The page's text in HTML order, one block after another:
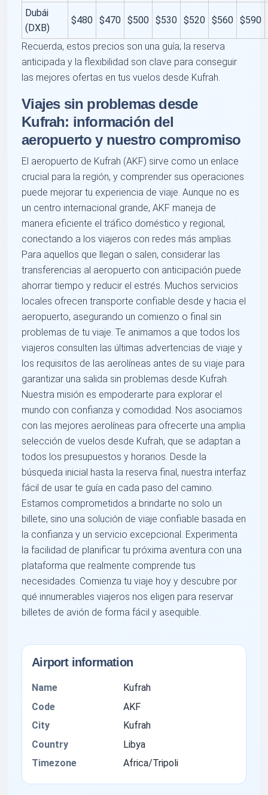
Dubái
(DXB)
$480 $470 $500 $530 $520 $560 $590
Recuerda, estos precios son una guía; la reserva
anticipada y la flexibilidad son clave para conseguir
las mejores ofertas en tus vuelos desde Kufrah.
Viajes sin problemas desde
Kufrah: información del
aeropuerto y nuestro compromiso
El aeropuerto de Kufrah (AKF) sirve como un enlace
crucial para la región, y comprender sus operaciones
puede mejorar tu experiencia de viaje. Aunque no es
un centro internacional grande, AKF maneja de
manera eficiente el tráfico doméstico y regional,
conectando a los viajeros con redes más amplias.
Para aquellos que llegan o salen, considerar las
transferencias al aeropuerto con anticipación puede
ahorrar tiempo y reducir el estrés. Muchos servicios
locales ofrecen transporte confiable desde y hacia el
aeropuerto, asegurando un comienzo o final sin
problemas de tu viaje. Te animamos a que todos los
viajeros consulten las últimas advertencias de viaje y
los requisitos de las aerolíneas antes de su viaje para
garantizar una salida sin problemas desde Kufrah.
Nuestra misión es empoderarte para explorar el
mundo con confianza y comodidad. Nos asociamos
con las mejores aerolíneas para ofrecerte una amplia
selección de vuelos desde Kufrah, que se adaptan a
todos los presupuestos y horarios. Desde la
búsqueda inicial hasta la reserva final, nuestra interfaz
fácil de usar te guía en cada paso del camino.
Estamos comprometidos a brindarte no solo un
billete, sino una solución de viaje confiable basada en
la confianza y un servicio excepcional. Experimenta
la facilidad de planificar tu próxima aventura con una
plataforma que realmente comprende tus
necesidades. Comienza tu viaje hoy y descubre por
qué innumerables viajeros nos eligen para reservar
billetes de avión de forma fácil y asequible.
Airport information
Name
Kufrah
Code
AKF
City
Kufrah
Country
Libya
Timezone
Africa/Tripoli